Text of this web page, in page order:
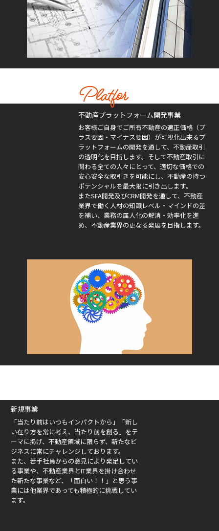
不動産プラットフォーム開発事業
お客様ご自身でご所有不動産の適正価格（プ
ラス要因・マイナス要因）が可視化出来るプ
ラットフォームの開発を通して、不動産取引
の透明化を目指します。そして不動産取引に
関わる全ての人々にとって、適切な価格での
安心安全な取引きを可能にし、不動産の持つ
ポテンシャルを最大限に引き出します。
またSFA開発及びCRM開発を通して、不動産
業界で働く人材の知識レベル・マインドの差
を補い、業務の属人化の解消・効率化を進
め、不動産業界の更なる発展を目指します。
新規事業
「当たり前はいつもインパクトから」「新し
い在り方を常に考え、当たり前を創る」をテ
ーマに掲げ、不動産領域に限らず、新たなビ
ジネスに常にチャレンジしております。
また、若手社員からの意見により発足してい
る事業や、不動産業界とIT業界を掛け合わせ
た新たな事業など、「面白い！！」と思う事
業には他業界であっても積極的に挑戦してい
ます。